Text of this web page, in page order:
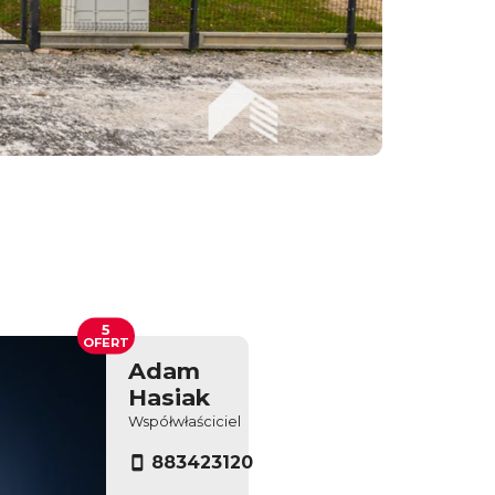
Adam
Hasiak
Współwłaściciel
883423120
5
OFERT